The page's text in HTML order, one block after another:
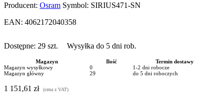
Producent: Osram Symbol: SIRIUS471-SN
EAN: 4062172040358
Dostępne: 29 szt. Wysyłka do 5 dni rob.
Magazyn Ilość
Termin dostawy
Magazyn wysyłkowy
0
1-2 dni robocze
Magazyn główny
29 do 5 dni roboczych
1 151,61 zł (cena z VAT)